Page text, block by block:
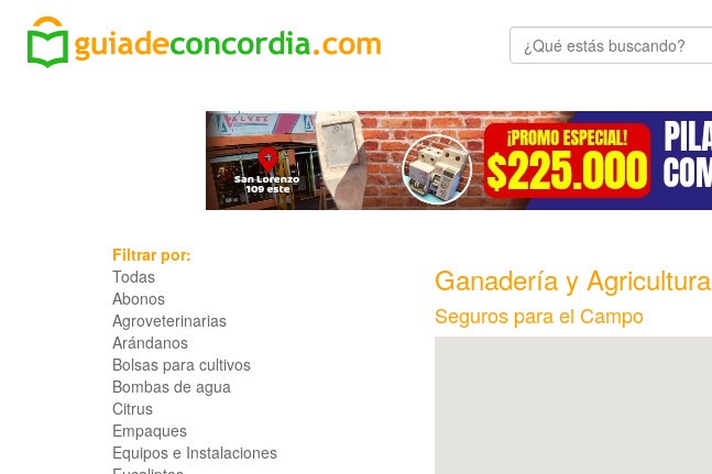
Filtrar por:
Todas
Abonos
Agroveterinarias
Arándanos
Bolsas para cultivos
Bombas de agua
Citrus
Empaques
Equipos e Instalaciones
Ganadería y Agricultura
Seguros para el Campo